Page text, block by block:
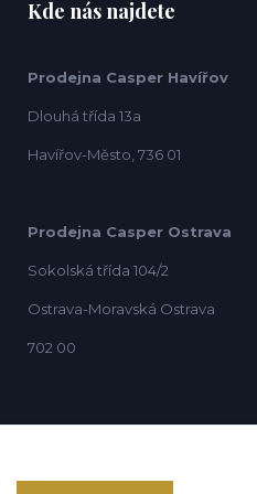
Kde nás najdete
Prodejna Casper Havířov
Dlouhá třída 13a
Havířov-Město, 736 01
Prodejna Casper Ostrava
Sokolská třída 104/2
Ostrava-Moravská Ostrava
702 00